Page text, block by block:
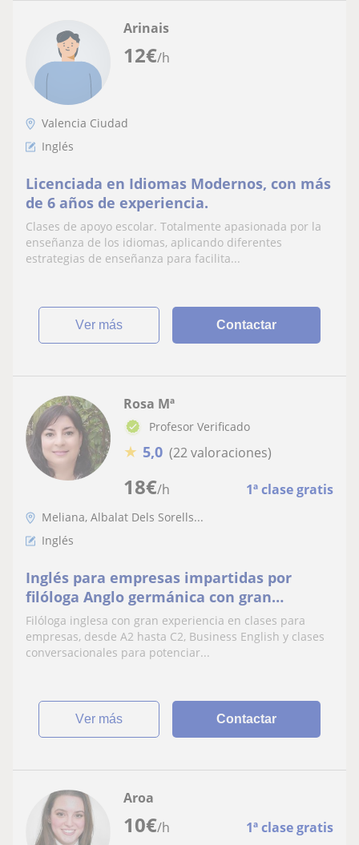
12€/h
Arinais
Valencia Ciudad
Inglés
Licenciada en Idiomas Modernos, con más
de 6 años de experiencia.
Clases de apoyo escolar. Totalmente apasionada por la
enseñanza de los idiomas, aplicando diferentes
estrategias de enseñanza para facilita...
ver más Contactar
18€/h 1ª clase gratis
Rosa Mª
Profesor Verificado
★ 5,0 (22 valoraciones)
Meliana, Albalat Dels Sorells...
Inglés
Inglés para empresas impartidas por
filóloga Anglo germánica con gran
profesionalidad y más de 25 años de
experiencia. Todos los niveles. Clases
online o presenciales. Invierte en la
Filóloga inglesa con gran experiencia en clases para
empresas, desde A2 hasta C2, Business English y clases
conversacionales para potenciar...
ver más Contactar
10€/h 1ª clase gratis
Aroa